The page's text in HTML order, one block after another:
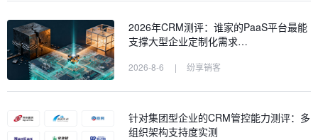
2026年CRM测评：谁家的PaaS平台最能
支撑大型企业定制化需求…
2026-8-6 | 纷享销客
针对集团型企业的CRM管控能力测评：多
组织架构支持度实测